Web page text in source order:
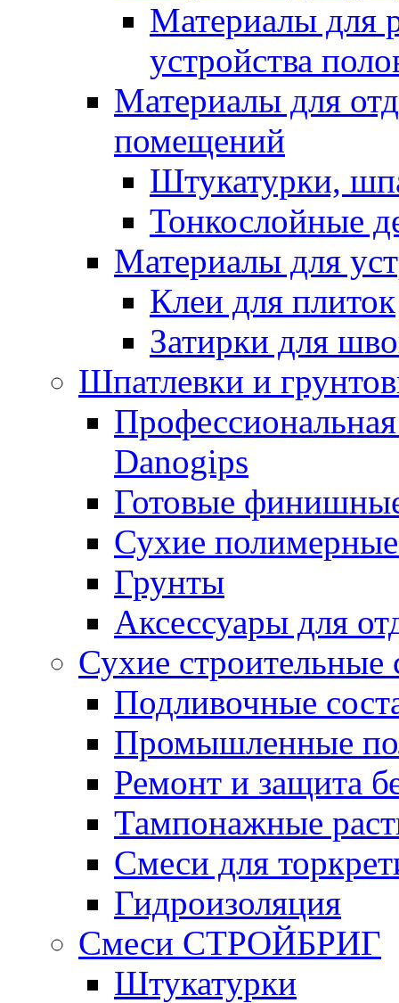
Материалы для
устройства
Материалы для
помещений
Штукатурки,
Тонкослойные
Материалы для
Клеи для плиток
Затирки для
Шпатлевки и
Danogips
Готовые
Сухие
Грунты
Аксессуары для
Сухие строительные
Подливочные
Промышленные
Ремонт и защита
Тампонажные
Смеси для
Гидроизоляция
Смеси СТРОЙБРИГ
Штукатурки